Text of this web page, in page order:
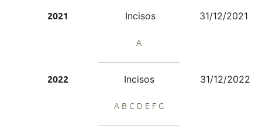
2021 Incisos
A
31/12/2021
2022 Incisos
A B C D E F G
31/12/2022